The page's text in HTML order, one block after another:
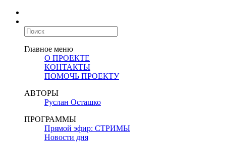
Главное меню
О ПРОЕКТЕ
КОНТАКТЫ
ПОМОЧЬ ПРОЕКТУ
АВТОРЫ
Руслан Осташко
ПРОГРАММЫ
Прямой эфир: СТРИМЫ
Новости дня